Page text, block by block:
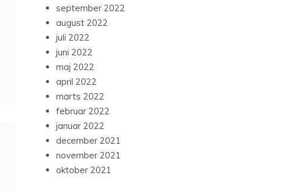
september 2022
august 2022
juli 2022
juni 2022
maj 2022
april 2022
marts 2022
februar 2022
januar 2022
december 2021
november 2021
oktober 2021